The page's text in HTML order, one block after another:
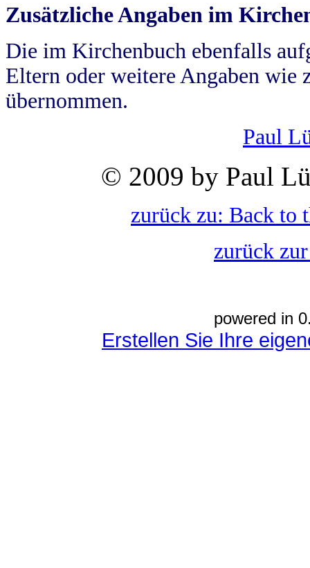
Zusätzliche Angaben im
Die im Kirchenbuch ebenfalls
Eltern oder weitere Angaben wie
übernommen.
Paul
© 2009 by Paul
zurück zu: Back to
zurück
powered in
Erstellen Sie Ihre